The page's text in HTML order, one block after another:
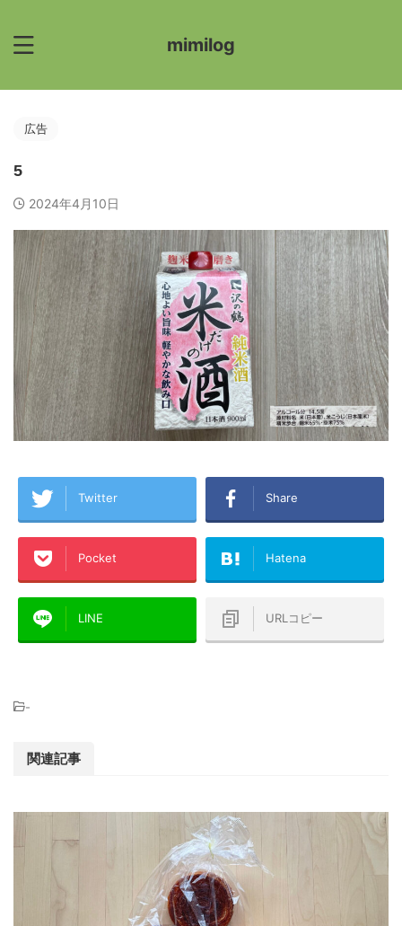
mimilog
広告
5
2024年4月10日
Twitter Share
Pocket Hatena
LINE URLコピー
-
関連記事